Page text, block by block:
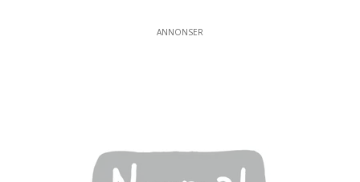
ANNONSER